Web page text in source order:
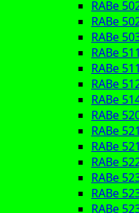
RABe
RABe
RABe
RABe
RABe
RABe
RABe
RABe
RABe
RABe
RABe
RABe
RABe
RABe